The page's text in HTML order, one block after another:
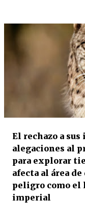
El rechazo a
alegaciones al
para explorar
afecta al área
peligro como el
imperial